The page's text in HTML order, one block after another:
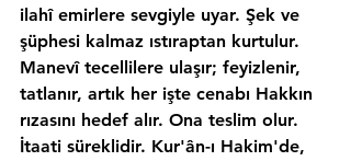
ilahî emirlere sevgiyle uyar. Şek ve
şüphesi kalmaz ıstıraptan kurtulur.
Manevî tecellilere ulaşır; feyizlenir,
tatlanır, artık her işte cenabı Hakkın
rızasını hedef alır. Ona teslim olur.
İtaati süreklidir. Kur'ân-ı Hakim'de,